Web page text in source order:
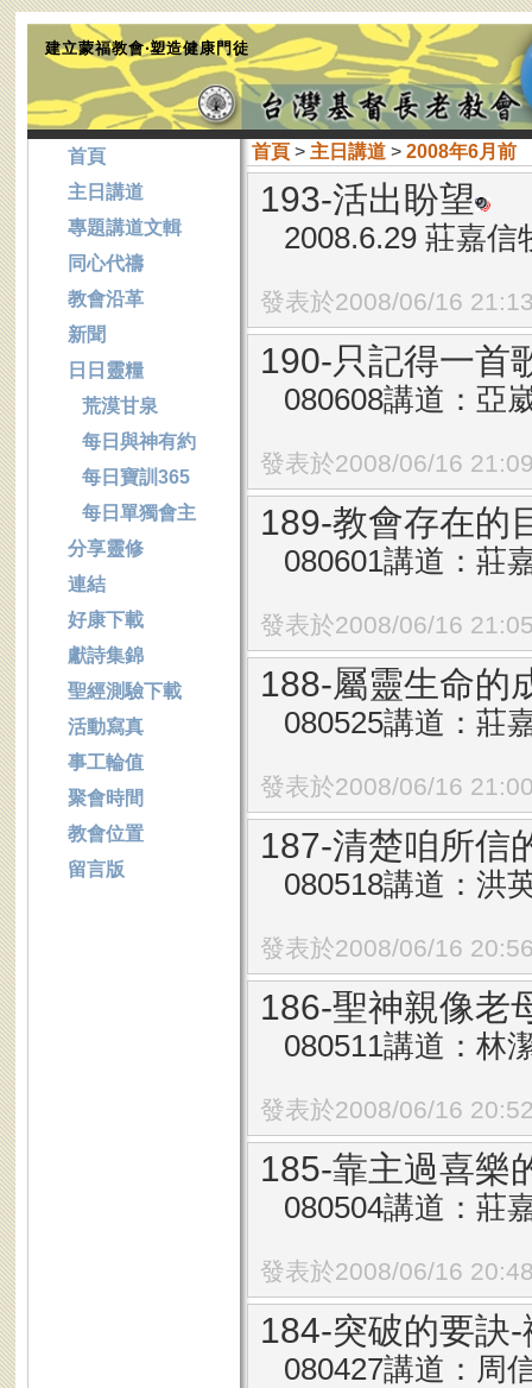
建立蒙福教會‧塑造健康門徒
首頁> 主日講道> 2008年6月前
193-活出盼望
2008.6.29 莊嘉
發表於2008/06/16
190-只記得一首
080608講道：亞
發表於2008/06/16
189-教會存在的
080601講道：莊
發表於2008/06/16
188-屬靈生命的
080525講道：莊
發表於2008/06/16
187-清楚咱所信
080518講道：洪
發表於2008/06/16
186-聖神親像老
080511講道：林
發表於2008/06/16
185-靠主過喜樂
080504講道：莊
發表於2008/06/16
184-突破的要訣-
080427講道：周
首頁
主日講道
專題講道文輯
同心代禱
教會沿革
新聞
日日靈糧
荒漠甘泉
每日與神有約
每日寶訓365
每日單獨會主
分享靈修
連結
好康下載
獻詩集錦
聖經測驗下載
活動寫真
事工輪值
聚會時間
教會位置
留言版